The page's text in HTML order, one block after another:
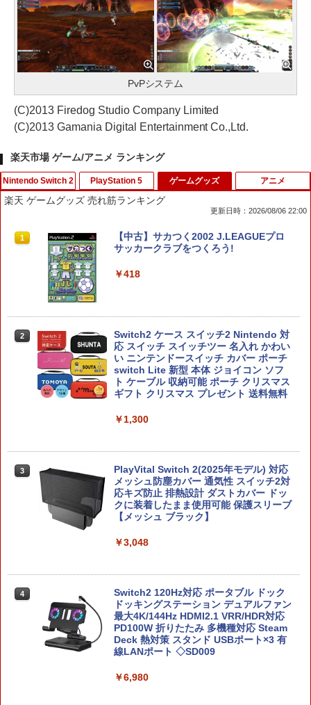
PvPシステム
(C)2013 Firedog Studio Company Limited
(C)2013 Gamania Digital Entertainment Co.,Ltd.
楽天市場 ゲーム/アニメ ランキング
Nintendo Switch 2
1
Nintendo Switch 2 ドンキーコング バ
ナンザ スイッチ2 ゲームソフト 新品 ゲ
2
【特典】超新時空ゲイム ネプテューヌ∞
Switch2版(【早期購入外付特典】【D
LC】発売記念グッズ付きスタートダッシ
ュセット)
￥7,722
Edition ＋ 「無限城編 第一章」キャラク
ターパス(ステッカー二種+【外付先着購
入特典】サイバーコネクトツー制作「無
限城編 第一章」キャラクターパス ゲー
ムビジュアル ステッカー)
￥7,810
4
ゼルダの伝説 ティアーズ オブ ザ キン
グダム Nintendo Switch 2 Edition 【S
witch2】 NXS-P-AXN7B
￥7,830
PlayStation 5
1
【特典】Marvel’s Wolverine(【早期購
入封入特典】DLC)
￥7,620
2
【特典】プロ野球スピリッツ2026(【早
期購入封入特典】DLCチラシ)
￥7,626
チャージングステーション for DualSen
イセンス商品】 国内2年保証
￥2,200
STRASSE SIM用 ドライビングシューズ
ミングシューズ グリップ 快適なペダル
ゲームグッズ
楽天 ゲームグッズ 売れ筋ランキング
更新日時：2026/08/06 22:00
1
【中古】サカつく2002 J.LEAGUEプロ
サッカークラブをつくろう!
￥418
2
Switch2 ケース スイッチ2 Nintendo 対
応 スイッチ スイッチツー 名入れ かわい
い ニンテンドースイッチ カバー ポーチ
switch Lite 新型 本体 ジョイコン ソフ
ト ケーブル 収納可能 ポーチ クリスマス
ギフト クリスマス プレゼント 送料無料
￥1,300
3
PlayVital Switch 2(2025年モデル) 対応
メッシュ防塵カバー 通気性 スイッチ2対
応キズ防止 排熱設計 ダストカバー ドッ
クに装着したまま使用可能 保護スリーブ
【メッシュ ブラック】
￥3,048
4
Switch2 120Hz対応 ポータブル ドック
ドッキングステーション デュアルファン
最大4K/144Hz HDMI2.1 VRR/HDR対応
PD100W 折りたたみ 多機種対応 Steam
Deck 熱対策 スタンド USBポート×3 有
線LANポート ◇SD009
￥6,980
アニメ